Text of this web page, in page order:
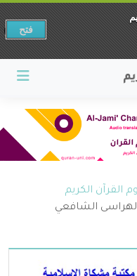
القرآن الكريم
الهراسى الشافعي
فتح